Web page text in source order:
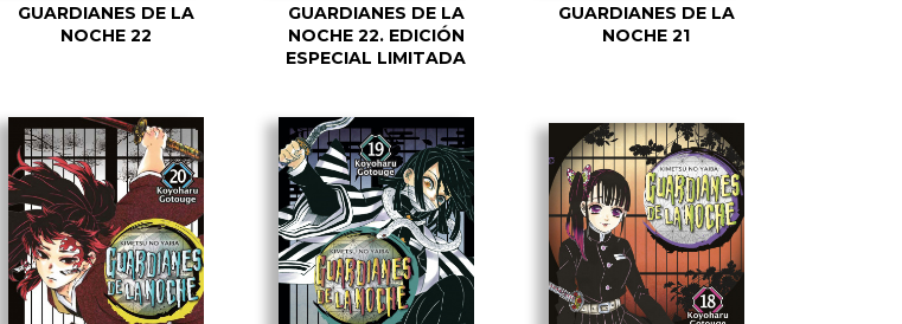
GUARDIANES DE LA
NOCHE 22
GUARDIANES DE LA
NOCHE 22. EDICIÓN
ESPECIAL LIMITADA
GUARDIANES DE LA
NOCHE 21